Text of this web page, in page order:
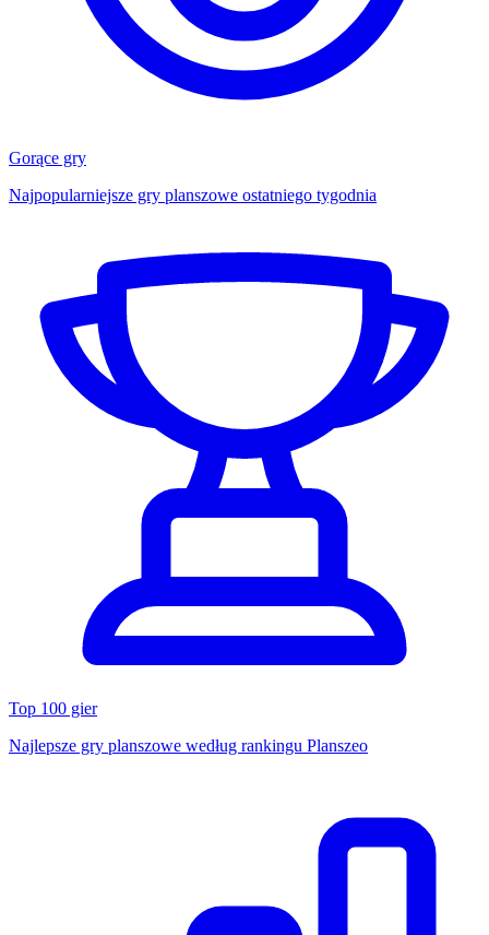
Gorące gry
Najpopularniejsze gry planszowe ostatniego tygodnia
Top 100 gier
Najlepsze gry planszowe według rankingu Planszeo